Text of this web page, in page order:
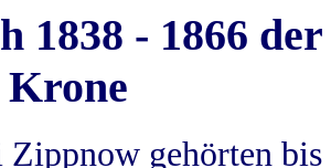
1838 - 1866
Krone
gehörten